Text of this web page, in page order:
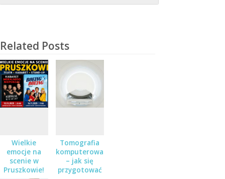
Related Posts
Wielkie
emocje na
scenie w
Pruszkowie!
Tomografia
komputerowa
– jak się
przygotować